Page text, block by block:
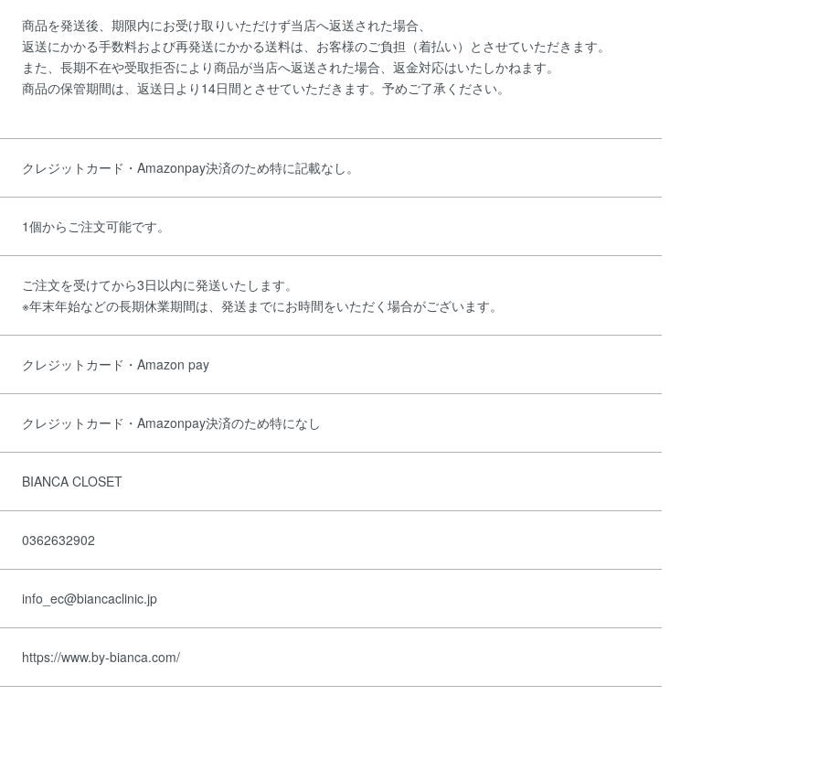
商品を発送後、期限内にお受け取りいただけず当店へ返送された場合、
返送にかかる手数料および再発送にかかる送料は、お客様のご負担（着払い）とさせていただきます。
また、長期不在や受取拒否により商品が当店へ返送された場合、返金対応はいたしかねます。
商品の保管期間は、返送日より14日間とさせていただきます。予めご了承ください。
クレジットカード・Amazonpay決済のため特に記載なし。
1個からご注文可能です。
ご注文を受けてから3日以内に発送いたします。
※年末年始などの長期休業期間は、発送までにお時間をいただく場合がございます。
クレジットカード・Amazon pay
クレジットカード・Amazonpay決済のため特になし
BIANCA CLOSET
0362632902
info_ec@biancaclinic.jp
https://www.by-bianca.com/